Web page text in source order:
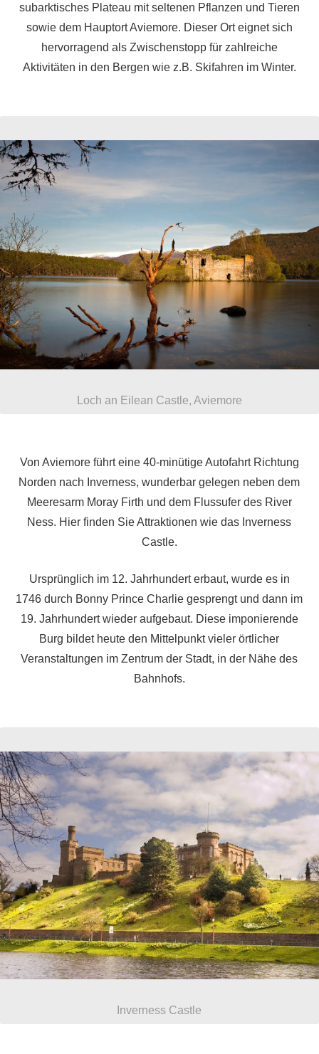
subarktisches Plateau mit seltenen Pflanzen und Tieren
sowie dem Hauptort Aviemore. Dieser Ort eignet sich
hervorragend als Zwischenstopp für zahlreiche
Aktivitäten in den Bergen wie z.B. Skifahren im Winter.
Loch an Eilean Castle, Aviemore
Von Aviemore führt eine 40-minütige Autofahrt Richtung
Norden nach Inverness, wunderbar gelegen neben dem
Meeresarm Moray Firth und dem Flussufer des River
Ness. Hier finden Sie Attraktionen wie das Inverness
Castle.
Ursprünglich im 12. Jahrhundert erbaut, wurde es in
1746 durch Bonny Prince Charlie gesprengt und dann im
19. Jahrhundert wieder aufgebaut. Diese imponierende
Burg bildet heute den Mittelpunkt vieler örtlicher
Veranstaltungen im Zentrum der Stadt, in der Nähe des
Bahnhofs.
Inverness Castle